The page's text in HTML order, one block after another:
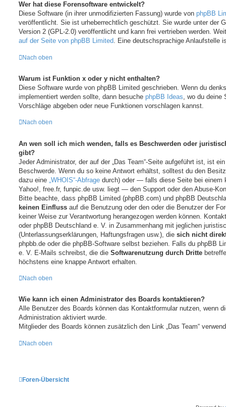
Wer hat diese Forensoftware entwickelt?
Diese Software (in ihrer unmodifizierten Fassung) wurde von phpBB
veröffentlicht. Sie ist urheberrechtlich geschützt. Sie wurde unter der
Version 2 (GPL-2.0) veröffentlicht und kann frei vertrieben werden.
auf der Seite von phpBB Limited. Eine deutschsprachige Anlaufstelle
Nach oben
Warum ist Funktion x oder y nicht enthalten?
Diese Software wurde von phpBB Limited geschrieben. Wenn du
implementiert werden sollte, dann besuche phpBB Ideas , wo du
Vorschläge abgeben oder neue Funktionen vorschlagen kannst.
Nach oben
An wen soll ich mich wenden, falls es Beschwerden oder
gibt?
Jeder Administrator, der auf der „Das Team“-Seite aufgeführt ist, ist
Beschwerde. Wenn du so keine Antwort erhältst, solltest du den
dazu eine „WHOIS“-Abfrage durch) oder — falls diese Seite bei einem
Yahoo!, free.fr, funpic.de usw. liegt — den Support oder den Abuse-
Bitte beachte, dass phpBB Limited (phpBB.com) und phpBB
keinen Einfluss auf die Benutzung oder den oder die Benutzer der
keiner Weise zur Verantwortung herangezogen werden können.
oder phpBB Deutschland e. V. in Zusammenhang mit jeglichen
(Unterlassungserklärungen, Haftungsfragen usw.), die sich nicht
phpbb.de oder die phpBB-Software selbst beziehen. Falls du phpBB
e. V. E-Mails schreibst, die die Softwarenutzung durch Dritte
höchstens eine knappe Antwort erhalten.
Nach oben
Wie kann ich einen Administrator des Boards kontaktieren?
Alle Benutzer des Boards können das Kontaktformular nutzen, wenn
Administration aktiviert wurde.
Mitglieder des Boards können zusätzlich den Link „Das Team“
Nach oben
Foren-Übersicht